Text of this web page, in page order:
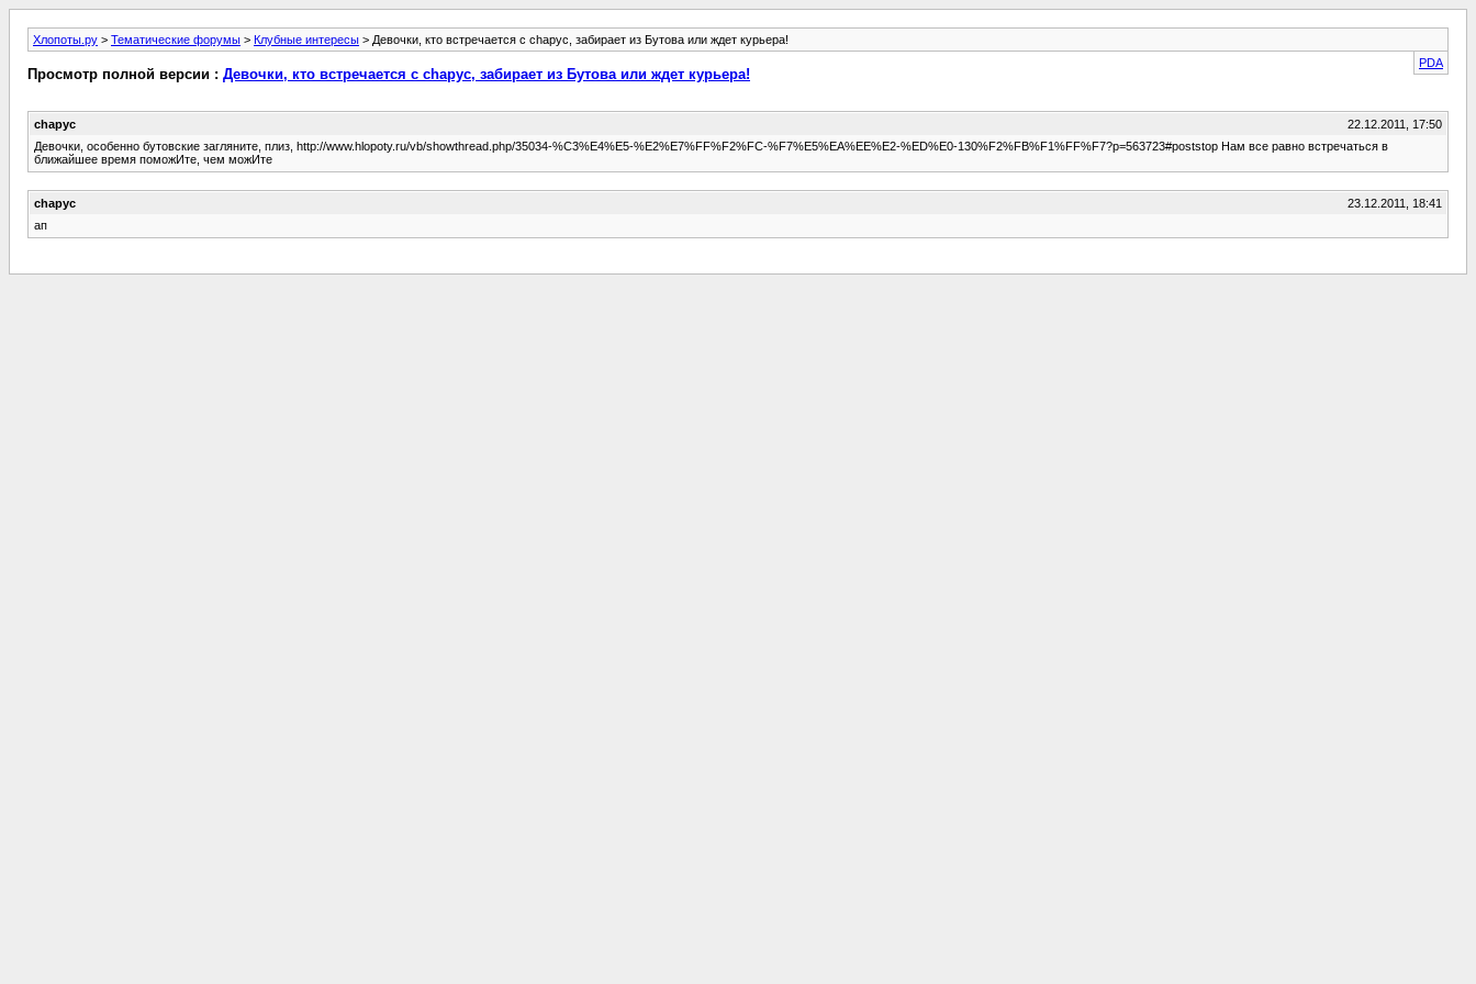
Хлопоты.ру > Тематические форумы > Клубные интересы > Девочки, кто встречается с chapyc, забирает из Бутова или ждет курьера!
PDA
Просмотр полной версии : Девочки, кто встречается с chapyc, забирает из Бутова или ждет курьера!
chapyc
22.12.2011, 17:50
Девочки, особенно бутовские загляните, плиз, http://www.hlopoty.ru/vb/showthread.php/35034-%C3%E4%E5-%E2%E7%FF%F2%FC-%F7%E5%EA%EE%E2-%ED%E0-130%F2%FB%F1%FF%F7?p=563723#poststop Нам все равно встречаться в
ближайшее время поможИте, чем можИте
chapyc
23.12.2011, 18:41
ап